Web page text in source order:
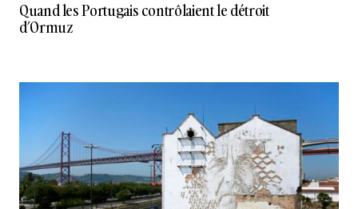
Quand les Portugais contrôlaient le détroit
d’Ormuz